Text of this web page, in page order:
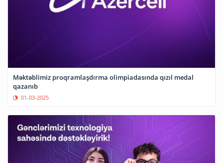
Məktəblimiz proqramlaşdırma olimpiadasında qızıl medal
qazanıb
01-03-2025